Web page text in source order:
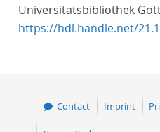
Universitätsbibliothek
https://hdl.handle.net/
Contact Imprint